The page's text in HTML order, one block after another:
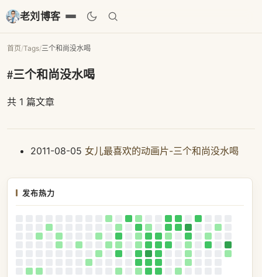
老刘博客
首页/Tags/三个和尚没水喝
#三个和尚没水喝
共 1 篇文章
2011-08-05 女儿最喜欢的动画片-三个和尚没水喝
发布热力